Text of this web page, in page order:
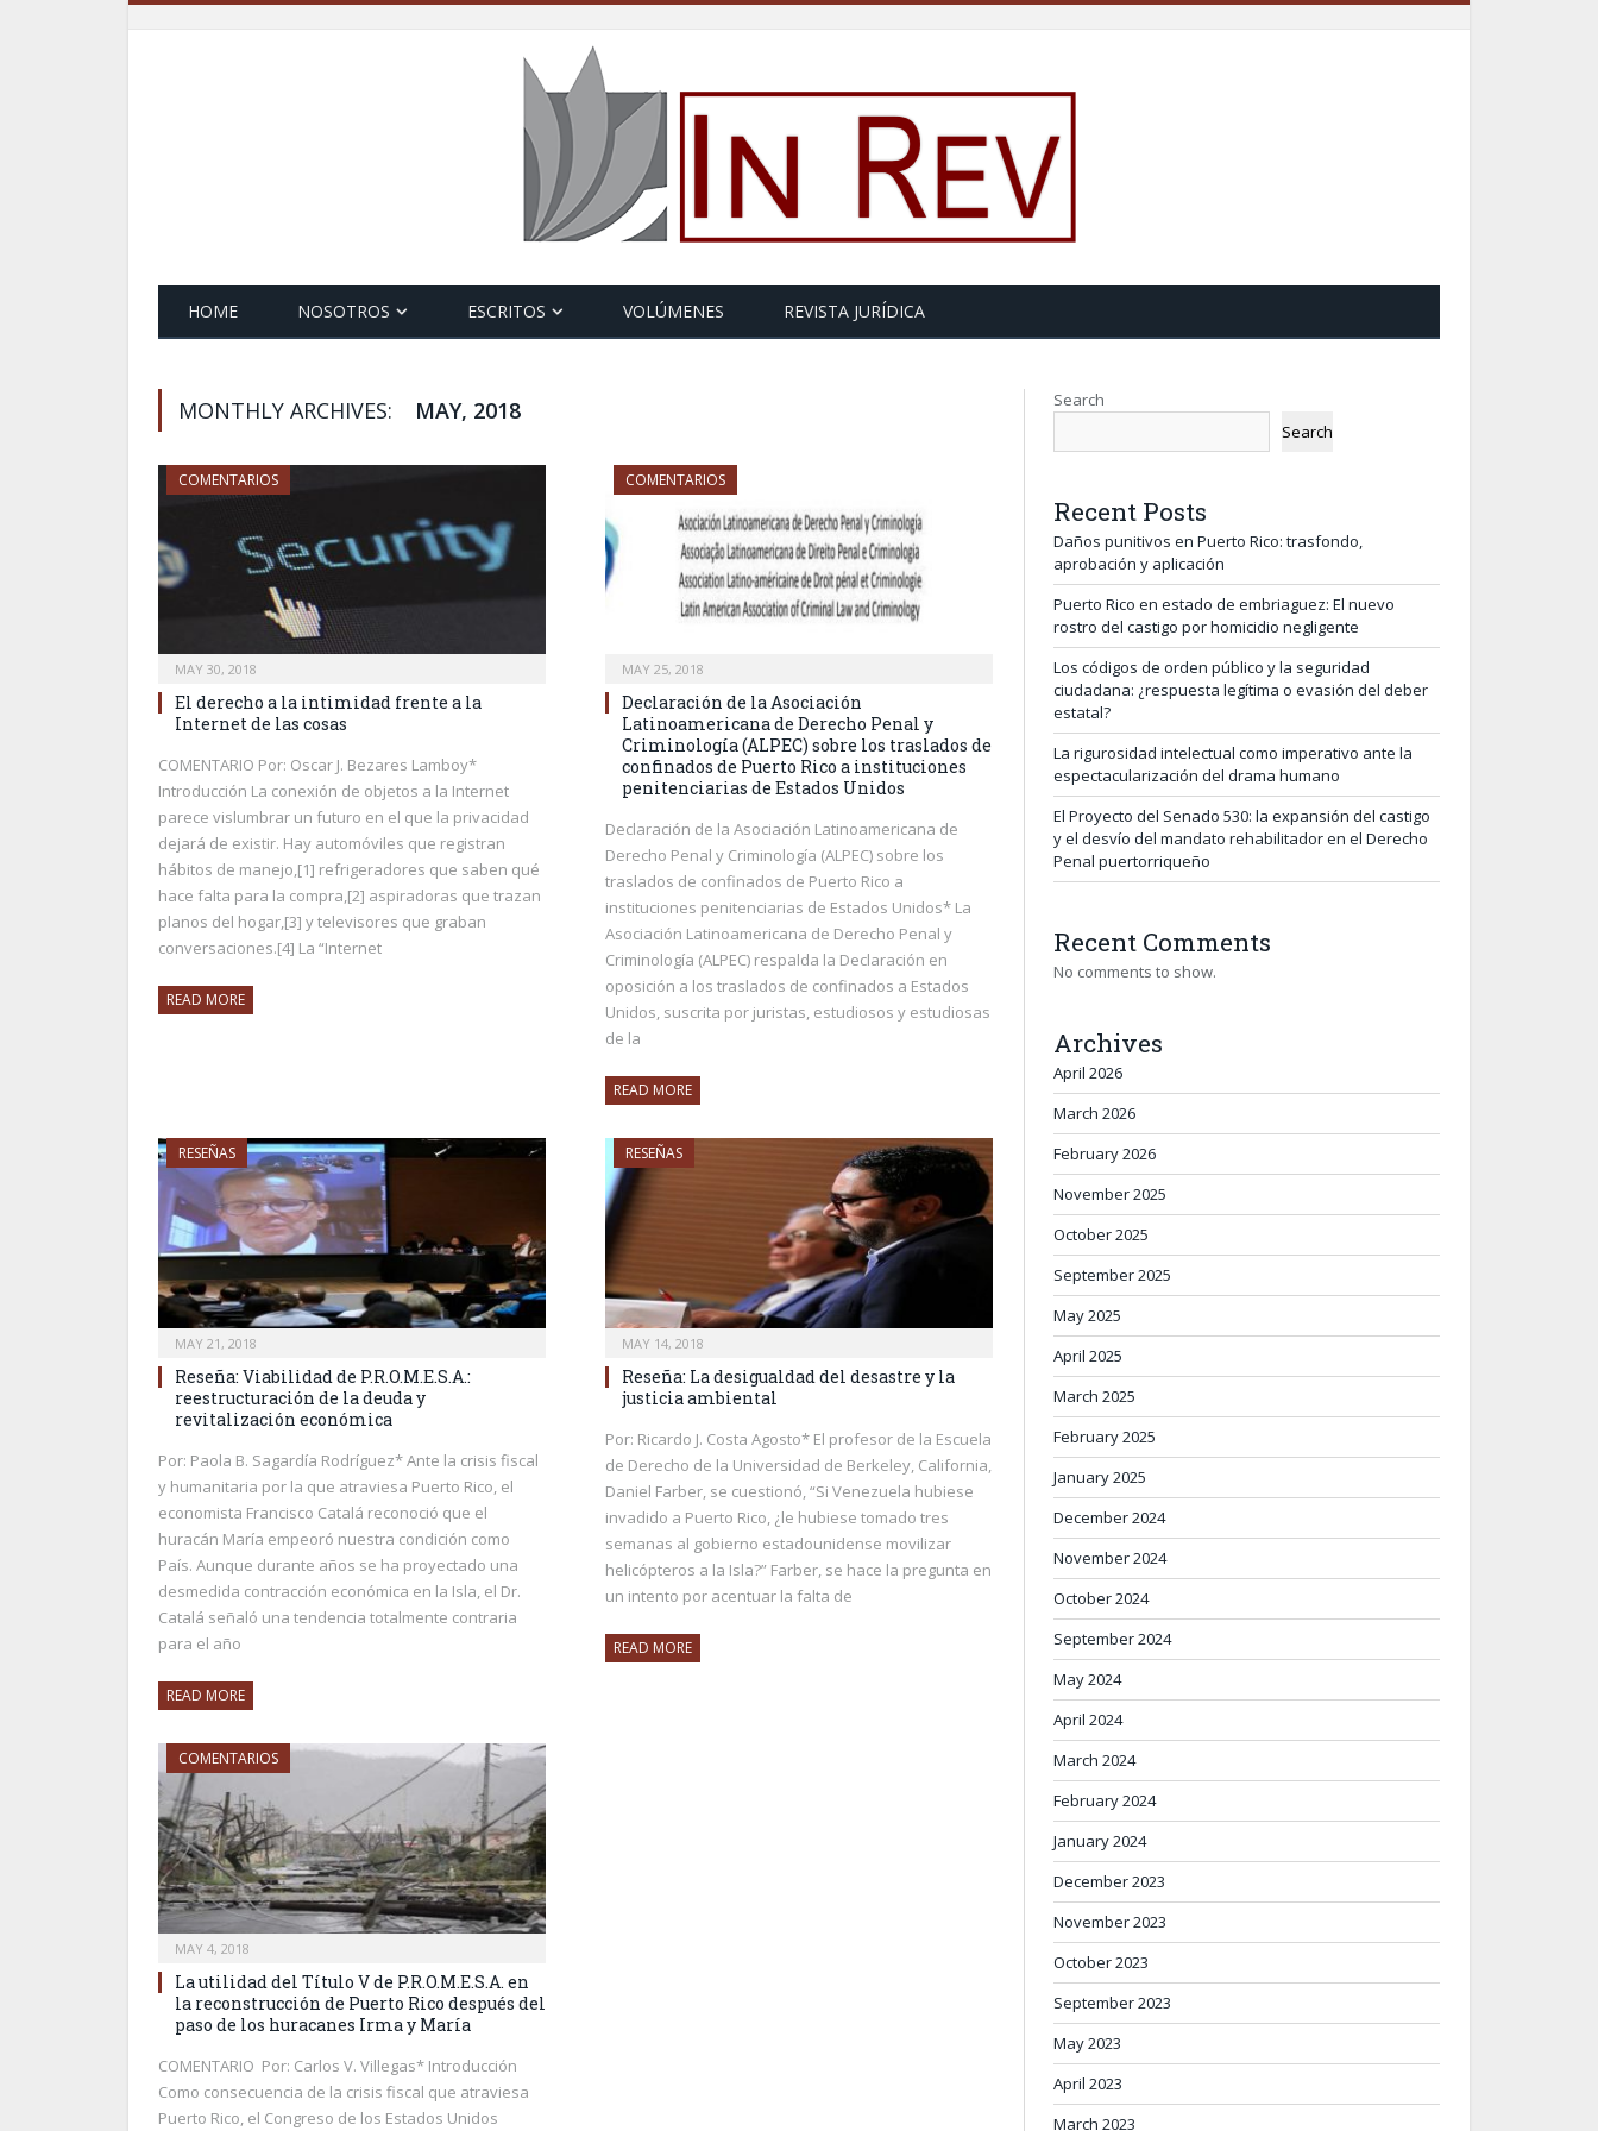
HOME NOSOTROS ESCRITOS VOLÚMENES REVISTA JURÍDICA
MONTHLY ARCHIVES: MAY, 2018
COMENTARIOS
MAY 30, 2018
El derecho a la intimidad frente a la
Internet de las cosas
COMENTARIO Por: Oscar J. Bezares Lamboy*
Introducción La conexión de objetos a la Internet
parece vislumbrar un futuro en el que la privacidad
dejará de existir. Hay automóviles que registran
hábitos de manejo,[1] refrigeradores que saben qué
hace falta para la compra,[2] aspiradoras que trazan
planos del hogar,[3] y televisores que graban
conversaciones.[4] La “Internet
READ MORE
COMENTARIOS
MAY 25, 2018
Declaración de la Asociación
Latinoamericana de Derecho Penal y
Criminología (ALPEC) sobre los traslados de
confinados de Puerto Rico a instituciones
penitenciarias de Estados Unidos
Declaración de la Asociación Latinoamericana de
Derecho Penal y Criminología (ALPEC) sobre los
traslados de confinados de Puerto Rico a
instituciones penitenciarias de Estados Unidos* La
Asociación Latinoamericana de Derecho Penal y
Criminología (ALPEC) respalda la Declaración en
oposición a los traslados de confinados a Estados
Unidos, suscrita por juristas, estudiosos y estudiosas
de la
READ MORE
RESEÑAS
MAY 21, 2018
Reseña: Viabilidad de P.R.O.M.E.S.A.:
reestructuración de la deuda y
revitalización económica
Por: Paola B. Sagardía Rodríguez* Ante la crisis fiscal
y humanitaria por la que atraviesa Puerto Rico, el
economista Francisco Catalá reconoció que el
huracán María empeoró nuestra condición como
País. Aunque durante años se ha proyectado una
desmedida contracción económica en la Isla, el Dr.
Catalá señaló una tendencia totalmente contraria
para el año
READ MORE
RESEÑAS
MAY 14, 2018
Reseña: La desigualdad del desastre y la
justicia ambiental
Por: Ricardo J. Costa Agosto* El profesor de la Escuela
de Derecho de la Universidad de Berkeley, California,
Daniel Farber, se cuestionó, “Si Venezuela hubiese
invadido a Puerto Rico, ¿le hubiese tomado tres
semanas al gobierno estadounidense movilizar
helicópteros a la Isla?” Farber, se hace la pregunta en
un intento por acentuar la falta de
READ MORE
COMENTARIOS
MAY 4, 2018
La utilidad del Título V de P.R.O.M.E.S.A. en
la reconstrucción de Puerto Rico después del
paso de los huracanes Irma y María
COMENTARIO Por: Carlos V. Villegas* Introducción
Como consecuencia de la crisis fiscal que atraviesa
Puerto Rico, el Congreso de los Estados Unidos
Search
Search
Recent Posts
Daños punitivos en Puerto Rico: trasfondo,
aprobación y aplicación
Puerto Rico en estado de embriaguez: El nuevo
rostro del castigo por homicidio negligente
Los códigos de orden público y la seguridad
ciudadana: ¿respuesta legítima o evasión del deber
estatal?
La rigurosidad intelectual como imperativo ante la
espectacularización del drama humano
El Proyecto del Senado 530: la expansión del castigo
y el desvío del mandato rehabilitador en el Derecho
Penal puertorriqueño
Recent Comments
No comments to show.
Archives
April 2026
March 2026
February 2026
November 2025
October 2025
September 2025
May 2025
April 2025
March 2025
February 2025
January 2025
December 2024
November 2024
October 2024
September 2024
May 2024
April 2024
March 2024
February 2024
January 2024
December 2023
November 2023
October 2023
September 2023
May 2023
April 2023
March 2023